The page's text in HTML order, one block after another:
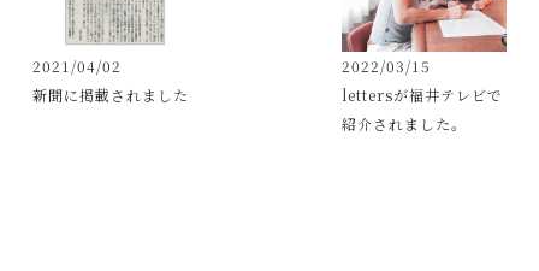
2021/04/02
新聞に掲載されました
2022/03/15
lettersが福井テレビで
紹介されました。